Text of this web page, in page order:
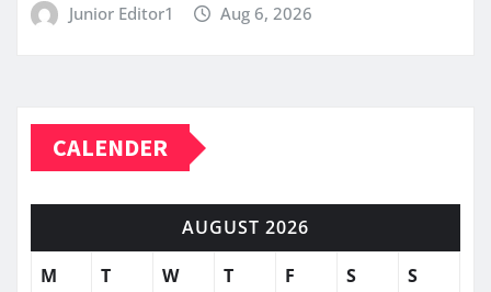
Junior Editor1 Aug 6, 2026
CALENDER
AUGUST 2026
M
T W T F S S